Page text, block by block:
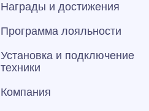
Награды и достижения
Программа лояльности
Установка и подключение
техники
Компания